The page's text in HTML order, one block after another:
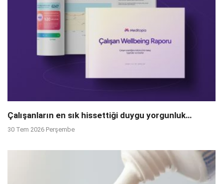
Çalışanların en sık hissettiği duygu yorgunluk…
30 Tem 2026 Perşembe